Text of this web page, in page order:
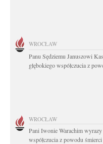
WROCŁAW
Panu Sędziemu Januszowi
głębokiego współczucia z
WROCŁAW
Pani Iwonie Warachim wyrazy
współczucia z powodu